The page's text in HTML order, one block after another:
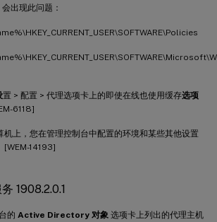
出现此问题：
置 > 配置 > 代理选项卡上的即使在线也使用缓存选项
6118]
上，您在管理控制台中配置的环境和某些其他设置
[WEM-14193]
1908.2.0.1
的 Active Directory 对象 选项卡上列出的代理主机